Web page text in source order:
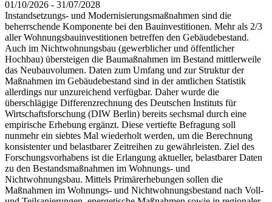
01/10/2026 - 31/07/2028
Instandsetzungs- und Modernisierungsmaßnahmen sind die
beherrschende Komponente bei den Bauinvestitionen. Mehr als 2/3
aller Wohnungsbauinvestitionen betreffen den Gebäudebestand.
Auch im Nichtwohnungsbau (gewerblicher und öffentlicher
Hochbau) übersteigen die Baumaßnahmen im Bestand mittlerweile
das Neubauvolumen. Daten zum Umfang und zur Struktur der
Maßnahmen im Gebäudebestand sind in der amtlichen Statistik
allerdings nur unzureichend verfügbar. Daher wurde die
überschlägige Differenzrechnung des Deutschen Instituts für
Wirtschaftsforschung (DIW Berlin) bereits sechsmal durch eine
empirische Erhebung ergänzt. Diese vertiefte Befragung soll
nunmehr ein siebtes Mal wiederholt werden, um die Berechnung
konsistenter und belastbarer Zeitreihen zu gewährleisten. Ziel des
Forschungsvorhabens ist die Erlangung aktueller, belastbarer Daten
zu den Bestandsmaßnahmen im Wohnungs- und
Nichtwohnungsbau. Mittels Primärerhebungen sollen die
Maßnahmen im Wohnungs- und Nichtwohnungsbestand nach Voll-